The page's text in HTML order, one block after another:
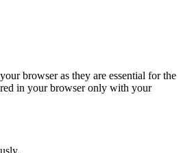
browser as they are essential for the
in your browser only with your